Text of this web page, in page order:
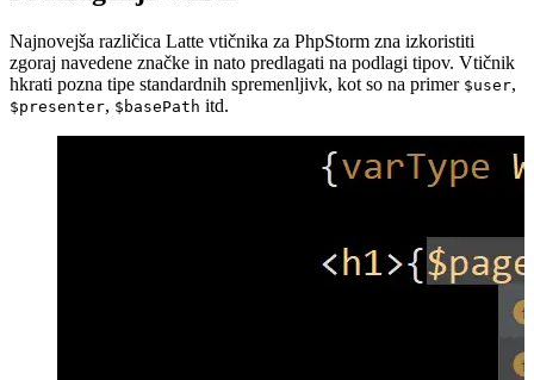
Najnovejša različica Latte vtičnika za PhpStorm zna izkoristiti
zgoraj navedene značke in nato predlagati na podlagi tipov. Vtičnik
hkrati pozna tipe standardnih spremenljivk, kot so na primer $user,
$presenter, $basePath itd.